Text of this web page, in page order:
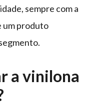
sempre com a
um produto
a vinilona